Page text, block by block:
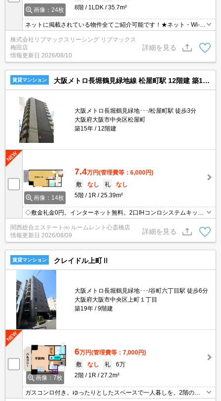
画像：24枚
8階
1LDK 35.7m²
ネットに掲載されている物件全てご紹介可能です！★ネット・Wi-Fi
★敷金礼金0円で初期費用を抑えてのお引越しが可能♪南向きで日当
たり良好♪
株式会社リブマックスリーシング リブマックス
梅田店
情報更新日 2026/08/10
詳細を見る
賃貸マンション 大阪メトロ長堀鶴見緑地線 松屋町駅 12階建 築15年
大阪メトロ長堀鶴見緑地･･･/松屋町駅 徒歩3分
大阪府大阪市中央区松屋町
築15年
12階建
画像：14枚
7.4万円(管理費等：6,000円)
敷
なし 礼
なし
5階
1R 25.39m²
◇敷金礼金0円。インターネット無料。2口IHコンロシステムキッチ
険（2年分）当社負担の為お客様からいただきません。初期費用の
交渉はお任せください。
関西総合エステート㈲ ルームレント心斎橋店
情報更新日 2026/08/09
詳細を見る
賃貸マンション クレイドル上町Ⅱ
大阪メトロ長堀鶴見緑地･･･/谷町六丁目駅 徒歩6分
大阪府大阪市中央区上町１丁目
築19年
9階建
画像：7枚
6万円(管理費等：7,000円)
敷
なし 礼
6万
2階
1R 27.2m²
ガスコンロ付き。ゆったりとしたスペースで一人暮しを。2階の角